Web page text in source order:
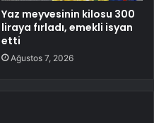
Yaz meyvesinin kilosu 300
liraya fırladı, emekli isyan
etti
Ağustos 7, 2026